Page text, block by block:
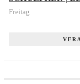
Freitag